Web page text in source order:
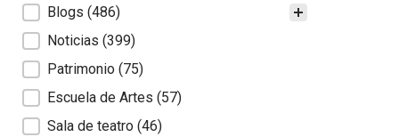
Categorías
Blogs (486)
Noticias (399)
Patrimonio (75)
Escuela de Artes (57)
Sala de teatro (46)